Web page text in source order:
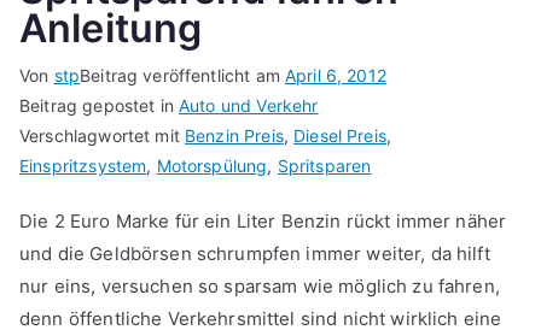
Anleitung
Von stpBeitrag veröffentlicht am April 6, 2012
Beitrag gepostet inAuto und Verkehr
Verschlagwortet mit Benzin Preis, Diesel Preis,
Einspritzsystem, Motorspülung, Spritsparen
Die 2 Euro Marke für ein Liter Benzin rückt immer näher
und die Geldbörsen schrumpfen immer weiter, da hilft
nur eins, versuchen so sparsam wie möglich zu fahren,
denn öffentliche Verkehrsmittel sind nicht wirklich eine